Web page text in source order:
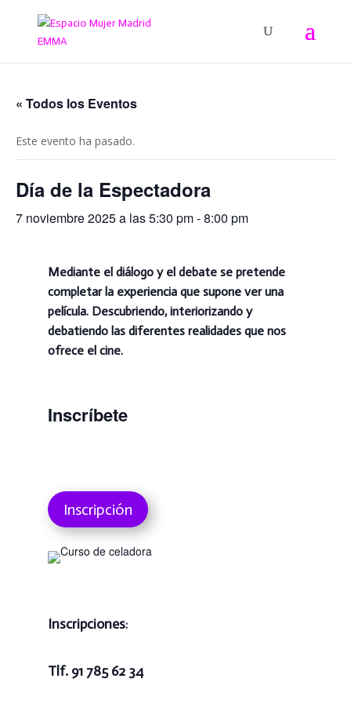
« Todos los Eventos
Este evento ha pasado.
Día de la Espectadora
7 noviembre 2025 a las 5:30 pm-8:00 pm
Mediante el diálogo y el debate se pretende
completar la experiencia que supone ver una
película. Descubriendo, interiorizando y
debatiendo las diferentes realidades que nos
ofrece el cine.
Inscríbete
Inscripción
Inscripciones:
Tlf. 91 785 62 34